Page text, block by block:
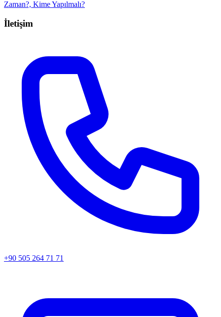
Zaman?, Kime Yapılmalı?
İletişim
+90 505 264 71 71